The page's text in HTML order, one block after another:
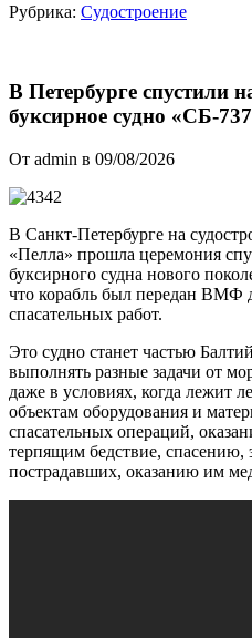
Рубрика: Судостроение
В Петербурге спустили
буксирное судно «СБ-
От admin в 09/08/2026
В Санкт-Петербурге на
«Пелла» прошла церемония
буксирного судна нового
что корабль был передан ВМФ
спасательных работ.
Это судно станет частью
выполнять разные задачи от
даже в условиях, когда лежит
объектам оборудования и
спасательных операций,
терпящим бедствие,
пострадавших, оказанию им